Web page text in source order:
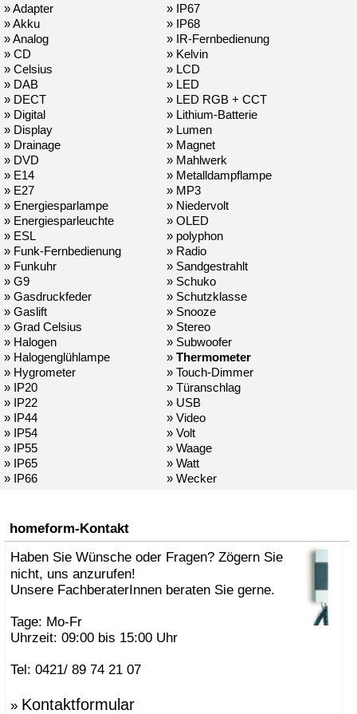
» Adapter
» Akku
» Analog
» CD
» Celsius
» DAB
» DECT
» Digital
» Display
» Drainage
» DVD
» E14
» E27
» Energiesparlampe
» Energiesparleuchte
» ESL
» Funk-Fernbedienung
» Funkuhr
» G9
» Gasdruckfeder
» Gaslift
» Grad Celsius
» Halogen
» Halogenglühlampe
» Hygrometer
» IP20
» IP22
» IP44
» IP54
» IP55
» IP65
» IP66
» IP67
» IP68
» IR-Fernbedienung
» Kelvin
» LCD
» LED
» LED RGB + CCT
» Lithium-Batterie
» Lumen
» Magnet
» Mahlwerk
» Metalldampflampe
» MP3
» Niedervolt
» OLED
» polyphon
» Radio
» Sandgestrahlt
» Schuko
» Schutzklasse
» Snooze
» Stereo
» Subwoofer
» Thermometer
» Touch-Dimmer
» Türanschlag
» USB
» Video
» Volt
» Waage
» Watt
» Wecker
homeform-Kontakt
Haben Sie Wünsche oder Fragen? Zögern Sie
nicht, uns anzurufen!
Unsere FachberaterInnen beraten Sie gerne.
Tage: Mo-Fr
Uhrzeit: 09:00 bis 15:00 Uhr
Tel: 0421/ 89 74 21 07
» Kontaktformular